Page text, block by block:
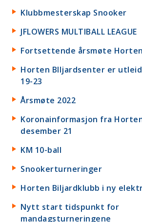
Klubbmesterskap Snooker
JFLOWERS MULTIBALL LEAGUE
Fortsettende årsmøte
Horten BIljardsenter er
19-23
Årsmøte 2022
Koronainformasjon fra
desember 21
KM 10-ball
Snookerturneringer
Horten Biljardklubb i ny
Nytt start tidspunkt for
mandagsturneringene